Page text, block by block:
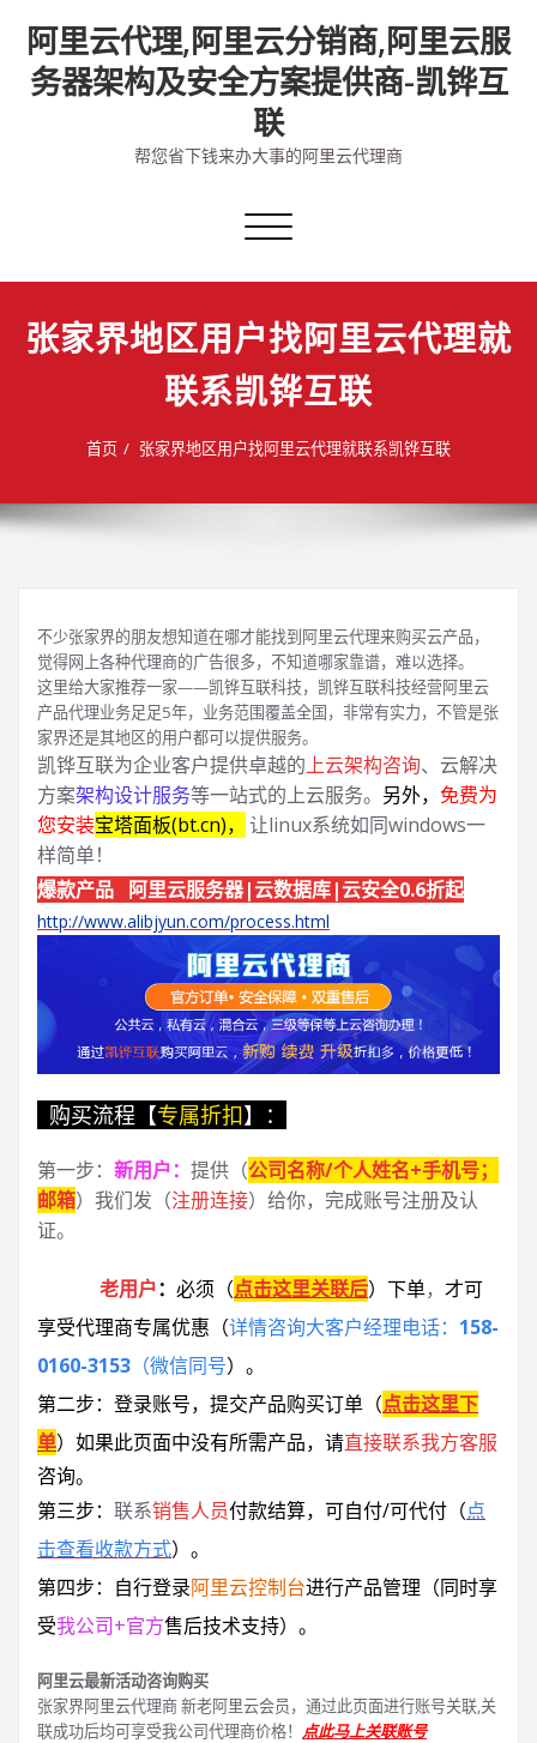
content
阿里云代理,阿里云分销商,阿里云服
务器架构及安全方案提供商-凯铧互
联
帮您省下钱来办大事的阿里云代理商
切
导
张家界地区用户找阿里云代理就
联系凯铧互联
首页 张家界地区用户找阿里云代理就联系凯铧互联
不少张家界的朋友想知道在哪才能找到阿里云代理来购买云产品，
觉得网上各种代理商的广告很多，不知道哪家靠谱，难以选择。
这里给大家推荐一家——凯铧互联科技，凯铧互联科技经营阿里云
产品代理业务足足5年，业务范围覆盖全国，非常有实力，不管是张
家界还是其地区的用户都可以提供服务。
凯铧互联为企业客户提供卓越的上云架构咨询、云解决
方案架构设计服务等一站式的上云服务。 另外， 免费为
您安装宝塔面板(bt.cn)， 让linux系统如同windows一
样简单！
爆款产品 阿里云服务器|云数据库|云安全0.6折起
http://www.alibjyun.com/process.html
购买流程【专属折扣】：
第一步： 新用户： 提供（公司名称/个人姓名+手机号；
邮箱）我们发（注册连接）给你，完成账号注册及认
证。
老用户： 必须 （点击这里关联后） 下单， 才可
享受代理商专属优惠 （详情咨询大客户经理电话： 158-
0160-3153 （微信同号） 。
第二步：登录账号，提交产品购买订单（点击这里下
单） 如果此页面中没有所需产品，请直接联系我方客服
咨询。
第三步： 联系销售人员付款结算，可自付/可代付（点
击查看收款方式）。
第四步：自行登录阿里云控制台进行产品管理（同时享
受我公司+官方售后技术支持）。
阿里云最新活动咨询购买
张家界阿里云代理商 新老阿里云会员，通过此页面进行账号关联,关
联成功后均可享受我公司代理商价格！ 点此马上关联账号